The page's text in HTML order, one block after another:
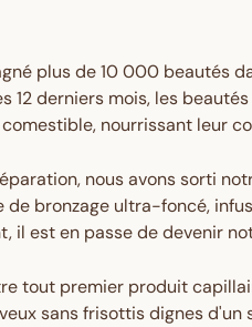
plus de 10 000 beautés
12 derniers mois, les
nourrissant leur
nous avons sorti
de bronzage ultra-foncé,
il est en passe de devenir
tout premier produit
sans frisottis dignes d'un